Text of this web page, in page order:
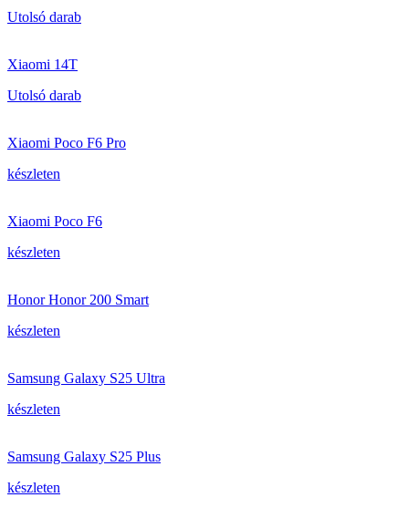
Utolsó darab
Xiaomi 14T
Utolsó darab
Xiaomi Poco F6 Pro
készleten
Xiaomi Poco F6
készleten
Honor Honor 200 Smart
készleten
Samsung Galaxy S25 Ultra
készleten
Samsung Galaxy S25 Plus
készleten